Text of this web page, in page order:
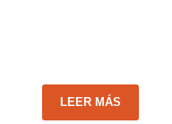
LEER MÁS